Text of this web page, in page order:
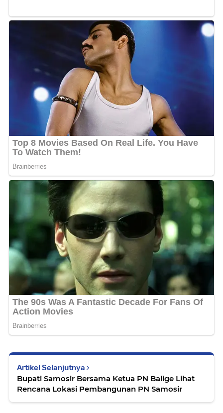
Artikel Selanjutnya
Bupati Samosir Bersama Ketua PN Balige Lihat
Rencana Lokasi Pembangunan PN Samosir